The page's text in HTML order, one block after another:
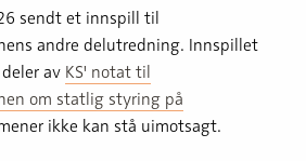
sendt et innspill til
andre delutredning. Innspillet
av KS' notat til
om statlig styring på
ikke kan stå uimotsagt.